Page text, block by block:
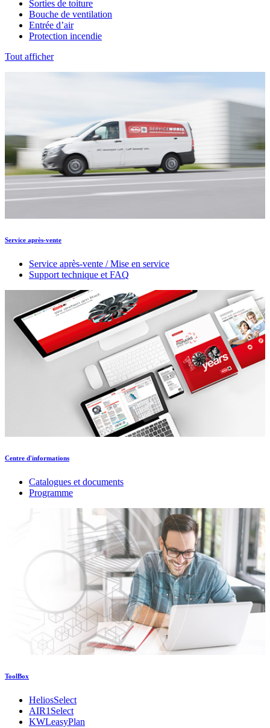
Sorties de toiture
Bouche de ventilation
Entrée d’air
Protection incendie
Tout afficher
Service après-vente
Service après-vente / Mise en service
Support technique et FAQ
Centre d'informations
Catalogues et documents
Programme
ToolBox
HeliosSelect
AIR1Select
KWLeasyPlan